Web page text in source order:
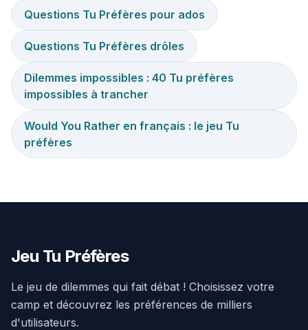
Questions Tu Préfères pour ados
Questions Tu Préfères drôles
Dilemmes impossibles : 40 Tu préfères
impossibles à trancher
Would You Rather en français : le jeu Tu
préfères
Jeu Tu Préfères
Le jeu de dilemmes qui fait débat ! Choisissez votre
camp et découvrez les préférences de milliers
d'utilisateurs.